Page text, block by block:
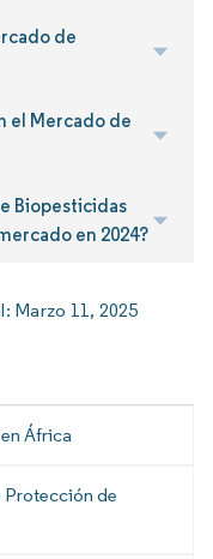
de
el Mercado de
Biopesticidas
en 2024?
Marzo 11, 2025
África
de